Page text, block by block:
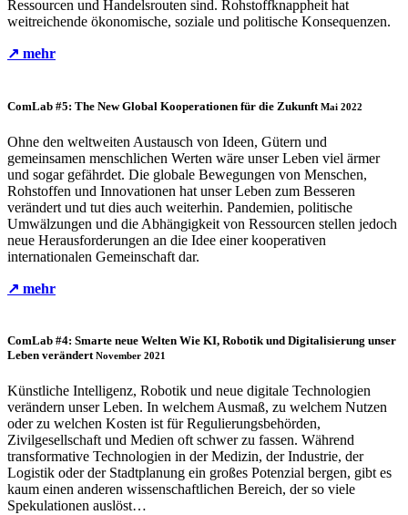
Ressourcen und Handelsrouten sind. Rohstoffknappheit hat
weitreichende ökonomische, soziale und politische Konsequenzen.
↗ mehr
ComLab #5: The New Global Kooperationen für die Zukunft Mai 2022
Ohne den weltweiten Austausch von Ideen, Gütern und
gemeinsamen menschlichen Werten wäre unser Leben viel ärmer
und sogar gefährdet. Die globale Bewegungen von Menschen,
Rohstoffen und Innovationen hat unser Leben zum Besseren
verändert und tut dies auch weiterhin. Pandemien, politische
Umwälzungen und die Abhängigkeit von Ressourcen stellen jedoch
neue Herausforderungen an die Idee einer kooperativen
internationalen Gemeinschaft dar.
↗ mehr
ComLab #4: Smarte neue Welten Wie KI, Robotik und Digitalisierung unser
Leben verändert November 2021
Künstliche Intelligenz, Robotik und neue digitale Technologien
verändern unser Leben. In welchem Ausmaß, zu welchem Nutzen
oder zu welchen Kosten ist für Regulierungsbehörden,
Zivilgesellschaft und Medien oft schwer zu fassen. Während
transformative Technologien in der Medizin, der Industrie, der
Logistik oder der Stadtplanung ein großes Potenzial bergen, gibt es
kaum einen anderen wissenschaftlichen Bereich, der so viele
Spekulationen auslöst…